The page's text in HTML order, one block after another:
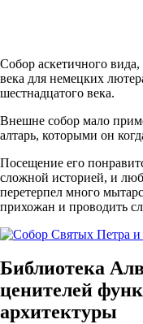
Собор аскетичного
века для немецких
шестнадцатого века.
Внешне собор мало
алтарь, которыми он
Посещение его
сложной историей, и
перетерпел много
прихожан и проводить
Библиотека
ценителей
архитектуры